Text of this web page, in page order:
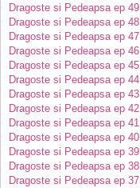
Dragoste si Pedeapsa ep 49
Dragoste si Pedeapsa ep 48
Dragoste si Pedeapsa ep 47
Dragoste si Pedeapsa ep 46
Dragoste si Pedeapsa ep 45
Dragoste si Pedeapsa ep 44
Dragoste si Pedeapsa ep 43
Dragoste si Pedeapsa ep 42
Dragoste si Pedeapsa ep 41
Dragoste si Pedeapsa ep 40
Dragoste si Pedeapsa ep 39
Dragoste si Pedeapsa ep 38
Dragoste si Pedeapsa ep 37